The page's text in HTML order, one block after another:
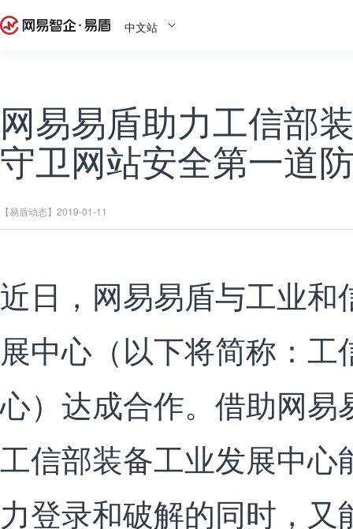
中文站
网易易盾助力工信部
守卫网站安全第一道
【易盾动态】 2019-01-11
近日，网易易盾与工业
展中心（以下将简称：
心）达成合作。借助网易
工信部装备工业发展中心
力登录和破解的同时，